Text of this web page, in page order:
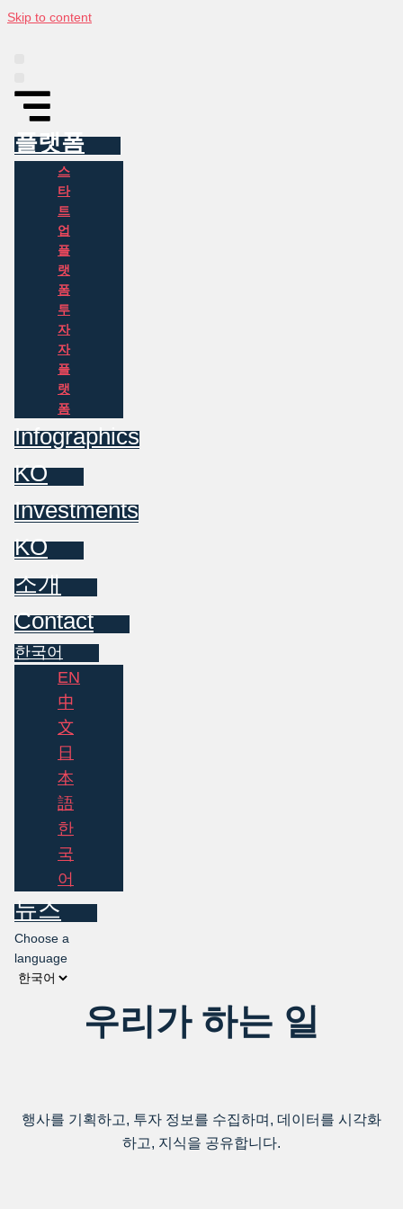
Skip to content
플랫폼
스
타
트
업
플
랫
폼
투
자
자
플
랫
폼
Infographics
KO
Investments
KO
소개
Contact
한국어
EN
中
文
日
本
語
한
국
어
뉴스
Choose a
language
우리가 하는 일
행사를 기획하고, 투자 정보를 수집하며, 데이터를 시각화
하고, 지식을 공유합니다.